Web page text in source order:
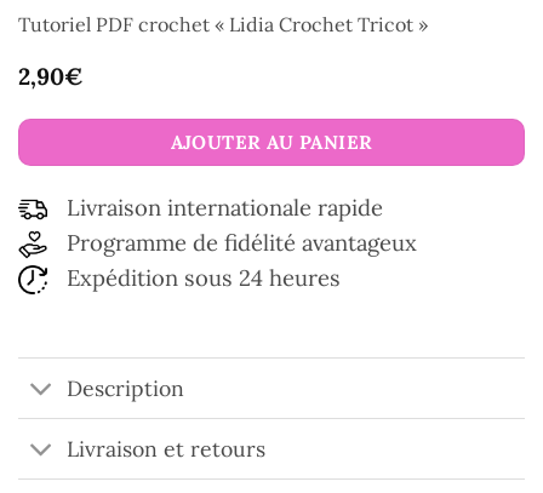
Tutoriel PDF crochet « Lidia Crochet Tricot »
2,90€
AJOUTER AU PANIER
Livraison internationale rapide
Programme de fidélité avantageux
Expédition sous 24 heures
Description
Livraison et retours